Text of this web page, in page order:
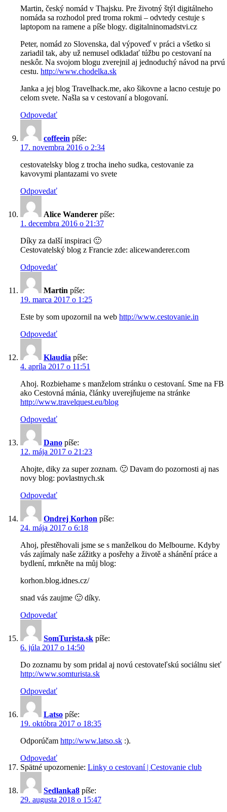
Martin, český nomád v Thajsku. Pre životný štýl digitálneho
nomáda sa rozhodol pred troma rokmi – odvtedy cestuje s
laptopom na ramene a píše blogy. digitalninomadstvi.cz
Peter, nomád zo Slovenska, dal výpoveď v práci a všetko si
zariadil tak, aby už nemusel odkladať túžbu po cestovaní na
neskôr. Na svojom blogu zverejnil aj jednoduchý návod na prvú
cestu. http://www.chodelka.sk
Janka a jej blog Travelhack.me, ako šikovne a lacno cestuje po
celom svete. Našla sa v cestovaní a blogovaní.
Odpovedať
coffeein píše:
17. novembra 2016 o 2:34
cestovatelsky blog z trocha ineho sudka, cestovanie za
kavovymi plantazami vo svete
Odpovedať
Alice Wanderer píše:
1. decembra 2016 o 21:37
Díky za další inspiraci 🙂
Cestovatelský blog z Francie zde: alicewanderer.com
Odpovedať
Martin píše:
19. marca 2017 o 1:25
Este by som upozornil na web http://www.cestovanie.in
Odpovedať
Klaudia píše:
4. apríla 2017 o 11:51
Ahoj. Rozbiehame s manželom stránku o cestovaní. Sme na FB
ako Cestovná mánia, články uverejňujeme na stránke
http://www.travelquest.eu/blog
Odpovedať
Dano píše:
12. mája 2017 o 21:23
Ahojte, diky za super zoznam. 🙂 Davam do pozornosti aj nas
novy blog: povlastnych.sk
Odpovedať
Ondrej Korhon píše:
24. mája 2017 o 6:18
Ahoj, přestěhovali jsme se s manželkou do Melbourne. Kdyby
vás zajímaly naše zážitky a posřehy a životě a shánění práce a
bydlení, mrkněte na můj blog:
korhon.blog.idnes.cz/
snad vás zaujme 🙂 díky.
Odpovedať
SomTurista.sk píše:
6. júla 2017 o 14:50
Do zoznamu by som pridal aj novú cestovateľskú sociálnu sieť
http://www.somturista.sk
Odpovedať
Latso píše:
19. októbra 2017 o 18:35
Odporúčam http://www.latso.sk :).
Odpovedať
Spätné upozornenie: Linky o cestovaní | Cestovanie club
Sedlanka8 píše:
29. augusta 2018 o 15:47